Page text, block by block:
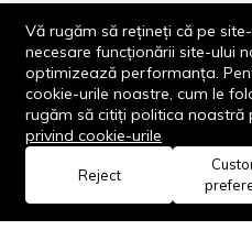
© 2013-2026 - Dornik Total
Reg.Com. J13/1996/2013, Str.
Acasă Categorie
Vă rugăm să rețineți că pe
necesare funcționării site-ului
optimizează performanța.
cookie-urile noastre, cum le
rugăm să citiți politica noastră
privind cookie-urile
Reject